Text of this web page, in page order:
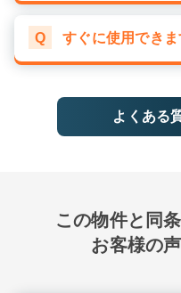
Q すぐに使用できま
よくある
この物件と同
お客様の